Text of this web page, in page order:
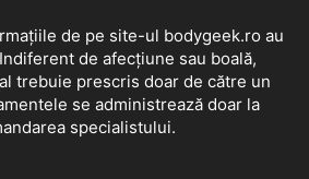
de pe site-ul bodygeek.ro au
de afecțiune sau boală,
trebuie prescris doar de către un
se administrează doar la
specialistului.